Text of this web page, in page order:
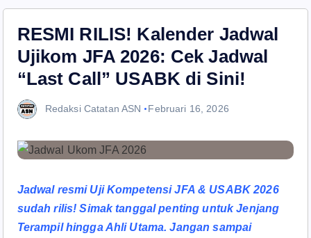
RESMI RILIS! Kalender Jadwal
Ujikom JFA 2026: Cek Jadwal
“Last Call” USABK di Sini!
Redaksi Catatan ASN Februari 16, 2026
Jadwal resmi Uji Kompetensi JFA & USABK 2026
sudah rilis! Simak tanggal penting untuk Jenjang
Terampil hingga Ahli Utama. Jangan sampai